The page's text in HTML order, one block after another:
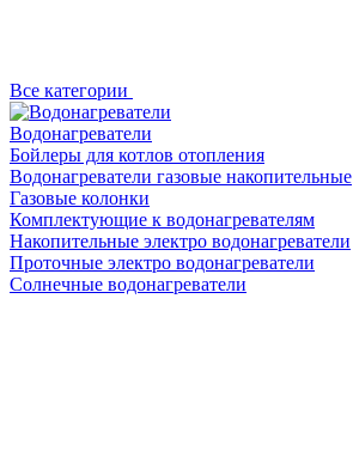
Все категории
Водонагреватели
Бойлеры для котлов отопления
Водонагреватели газовые накопительные
Газовые колонки
Комплектующие к водонагревателям
Накопительные электро водонагреватели
Проточные электро водонагреватели
Солнечные водонагреватели